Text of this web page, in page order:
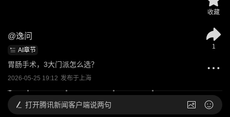
@逸问
AI章节
胃肠手术，3大门派怎么选？
2026-05-25 19:12 发布于上海
收藏
1
打开腾讯新闻客户端说两句